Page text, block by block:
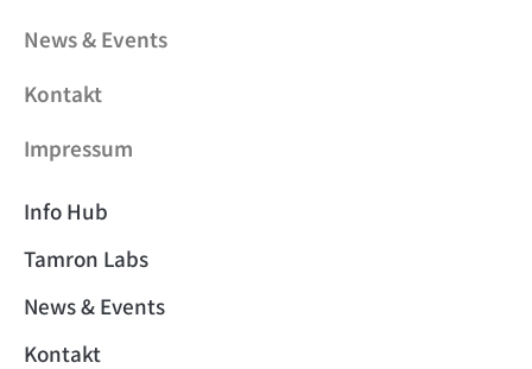
News & Events
Kontakt
Impressum
Info Hub
Tamron Labs
News & Events
Kontakt